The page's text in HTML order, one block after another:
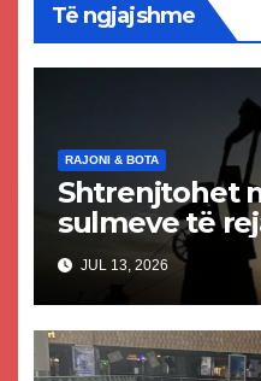
Të ngjajshme
RAJONI & BOTA
Shtrenjtohet
sulmeve të
JUL 13, 2026